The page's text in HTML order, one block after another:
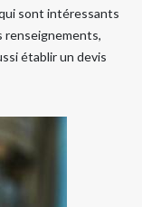
sont intéressants
renseignements,
établir un devis